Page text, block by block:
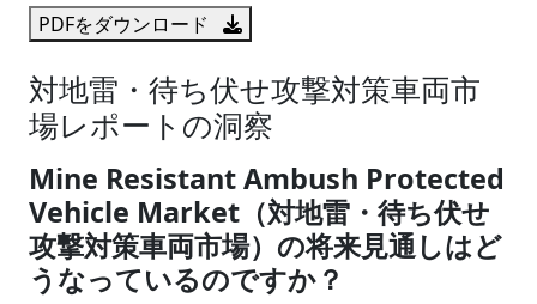
PDFをダウンロード
対地雷・待ち伏せ攻撃対策車両市
場レポートの洞察
Mine Resistant Ambush Protected
Vehicle Market（対地雷・待ち伏せ
攻撃対策車両市場）の将来見通しはど
うなっているのですか？